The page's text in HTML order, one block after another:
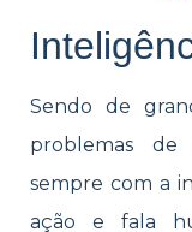
Sendo de
problemas
sempre com a
ação e fala